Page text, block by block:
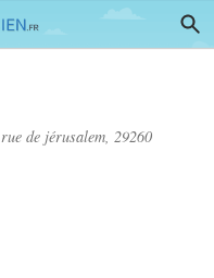
rue de jérusalem, 29260